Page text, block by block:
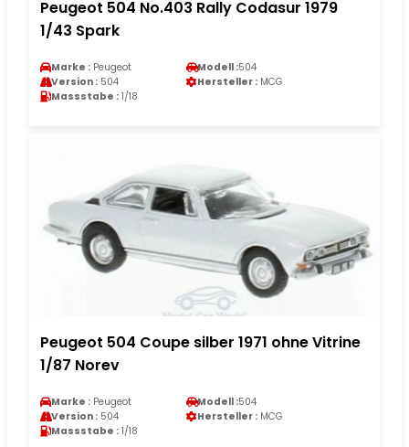
Peugeot 504 No.403 Rally Codasur 1979
1/43 Spark
Marke : Peugeot Modell :504
Version : 504 Hersteller : MCG
Massstabe : 1/18
Peugeot 504 Coupe silber 1971 ohne Vitrine
1/87 Norev
Marke : Peugeot Modell :504
Version : 504 Hersteller : MCG
Massstabe : 1/18